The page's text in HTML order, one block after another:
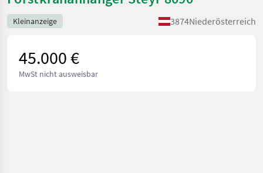
Kleinanzeige 3874Niederösterreich
45.000 €
MwSt nicht ausweisbar